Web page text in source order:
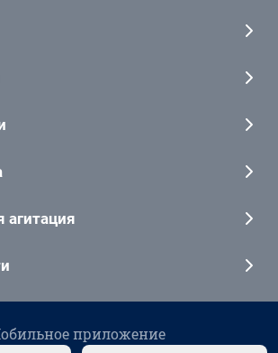
приложение